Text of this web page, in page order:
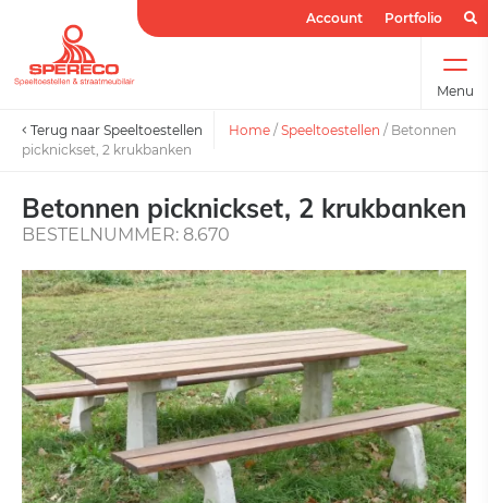
Account Portfolio
Menu
Terug naar Speeltoestellen Home / Speeltoestellen / Betonnen
picknickset, 2 krukbanken
Betonnen picknickset, 2 krukbanken
BESTELNUMMER: 8.670